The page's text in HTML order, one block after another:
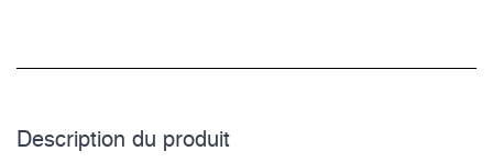
Description du­ produit